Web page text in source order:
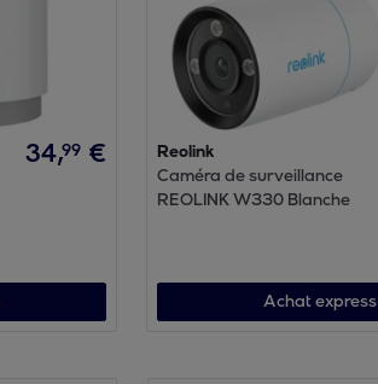
34,99 €
Reolink
Caméra de surveillance
REOLINK W330 Blanche
Achat express